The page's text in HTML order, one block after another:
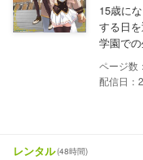
15歳に
する日を
学園で
配信日：
レンタル(48時間)